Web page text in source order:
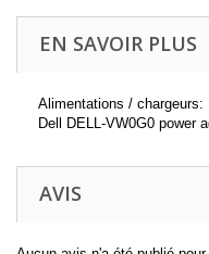
EN SAVOIR PLUS
Alimentations / chargeurs:
Dell DELL-VW0G0 power
AVIS